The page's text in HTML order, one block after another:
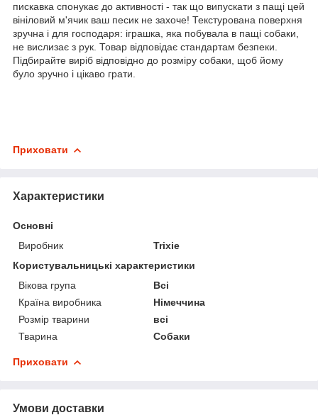
пискавка спонукає до активності - так що випускати з пащі цей
вініловий м'ячик ваш песик не захоче! Текстурована поверхня
зручна і для господаря: іграшка, яка побувала в пащі собаки,
не вислизає з рук. Товар відповідає стандартам безпеки.
Підбирайте виріб відповідно до розміру собаки, щоб йому
було зручно і цікаво грати.
Приховати
Характеристики
Основні
Виробник
Trixie
Користувальницькі характеристики
Вікова група
Всі
Країна виробника
Німеччина
Розмір тварини
всі
Тварина
Собаки
Приховати
Умови доставки